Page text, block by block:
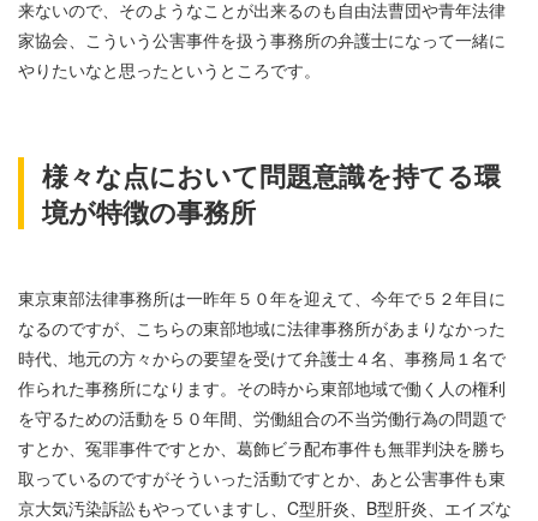
来ないので、そのようなことが出来るのも自由法曹団や青年法律
家協会、こういう公害事件を扱う事務所の弁護士になって一緒に
やりたいなと思ったというところです。
様々な点において問題意識を持てる環
境が特徴の事務所
東京東部法律事務所は一昨年５０年を迎えて、今年で５２年目に
なるのですが、こちらの東部地域に法律事務所があまりなかった
時代、地元の方々からの要望を受けて弁護士４名、事務局１名で
作られた事務所になります。その時から東部地域で働く人の権利
を守るための活動を５０年間、労働組合の不当労働行為の問題で
すとか、冤罪事件ですとか、葛飾ビラ配布事件も無罪判決を勝ち
取っているのですがそういった活動ですとか、あと公害事件も東
京大気汚染訴訟もやっていますし、C型肝炎、B型肝炎、エイズな